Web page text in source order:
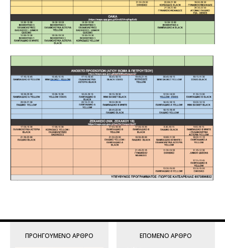
ΠΡΟΗΓΟΎΜΕΝΟ ΆΡΘΡΟ ΕΠΌΜΕΝΟ ΆΡΘΡΟ